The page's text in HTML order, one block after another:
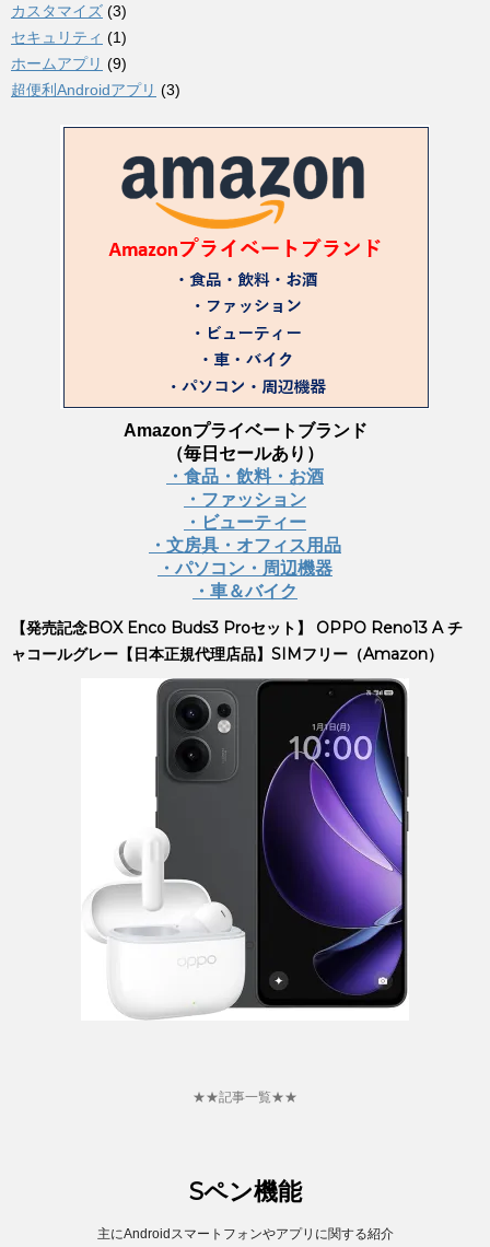
カスタマイズ (3)
セキュリティ (1)
ホームアプリ (9)
超便利Androidアプリ (3)
Amazonプライベートブランド
（毎日セールあり）
・食品・飲料・お酒
・ファッション
・ビューティー
・文房具・オフィス用品
・パソコン・周辺機器
・車＆バイク
【発売記念BOX Enco Buds3 Proセット】 OPPO Reno13 A チ
ャコールグレー【日本正規代理店品】SIMフリー（Amazon）
★★記事一覧★★
Sペン機能
主にAndroidスマートフォンやアプリに関する紹介